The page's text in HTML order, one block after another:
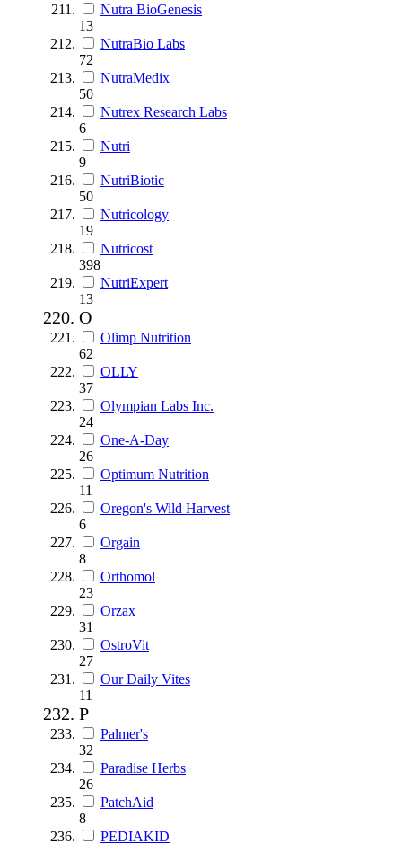
Nutra BioGenesis
13
NutraBio Labs
72
NutraMedix
50
Nutrex Research Labs
6
Nutri
9
NutriBiotic
50
Nutricology
19
Nutricost
398
NutriExpert
13
O
Olimp Nutrition
62
OLLY
37
Olympian Labs Inc.
24
One-A-Day
26
Optimum Nutrition
11
Oregon's Wild Harvest
6
Orgain
8
Orthomol
23
Orzax
31
OstroVit
27
Our Daily Vites
11
P
Palmer's
32
Paradise Herbs
26
PatchAid
8
PEDIAKID